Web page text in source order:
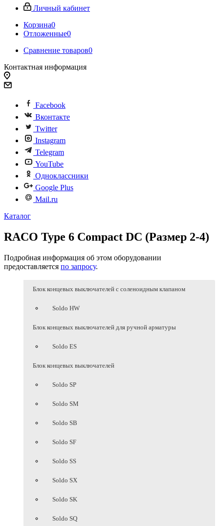
Личный кабинет
Корзина0
Отложенные0
Сравнение товаров0
Контактная информация
Facebook
Вконтакте
Twitter
Instagram
Telegram
YouTube
Одноклассники
Google Plus
Mail.ru
Каталог
RACO Type 6 Compact DC (Размер 2-4)
Подробная информация об этом оборудовании
предоставляется по запросу.
Блок концевых выключателей с соленоидным клапаном
Soldo HW
Блок концевых выключателей для ручной арматуры
Soldo ES
Блок концевых выключателей
Soldo SP
Soldo SM
Soldo SB
Soldo SF
Soldo SS
Soldo SX
Soldo SK
Soldo SQ